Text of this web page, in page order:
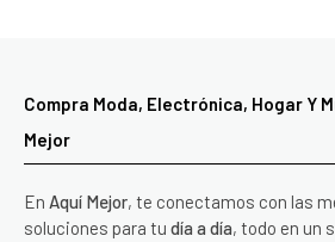
Compra Moda, Electrónica, Hogar Y
Mejor
En Aquí Mejor, te conectamos con las
soluciones para tu día a día, todo en un